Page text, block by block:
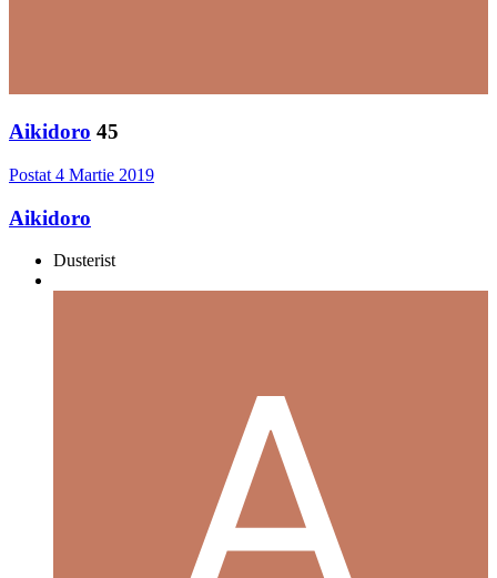
Aikidoro 45
Postat 4 Martie 2019
Aikidoro
Dusterist